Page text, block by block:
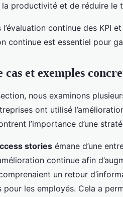
la productivité et de réduire le
continue des KPI
continue est essentiel pour
cas et exemples
nous examinons
ont utilisé
l’importance d’une
stories émane d’une
continue afin
un retour
les employés. Cela a